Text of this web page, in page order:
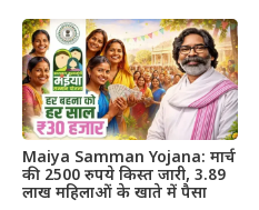
Maiya Samman Yojana: मार्च
की 2500 रुपये किस्त जारी, 3.89
लाख महिलाओं के खाते में पैसा